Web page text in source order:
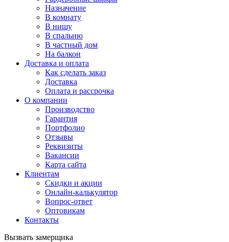
Назначение
В комнату
В нишу
В спальню
В частный дом
На балкон
Доставка и оплата
Как сделать заказ
Доставка
Оплата и рассрочка
О компании
Производство
Гарантия
Портфолио
Отзывы
Реквизиты
Вакансии
Карта сайта
Клиентам
Скидки и акции
Онлайн-калькулятор
Вопрос-ответ
Оптовикам
Контакты
Вызвать замерщика